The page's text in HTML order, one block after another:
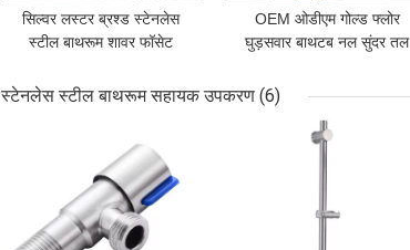
सिल्वर लस्टर ब्रश्ड स्टेनलेस
स्टील बाथरूम शावर फॉसेट
OEM ओडीएम गोल्ड फ्लोर
घुड़सवार बाथटब नल सुंदर तल
स्टेनलेस स्टील बाथरूम सहायक उपकरण (6)
सबसे अच्छी कीमत